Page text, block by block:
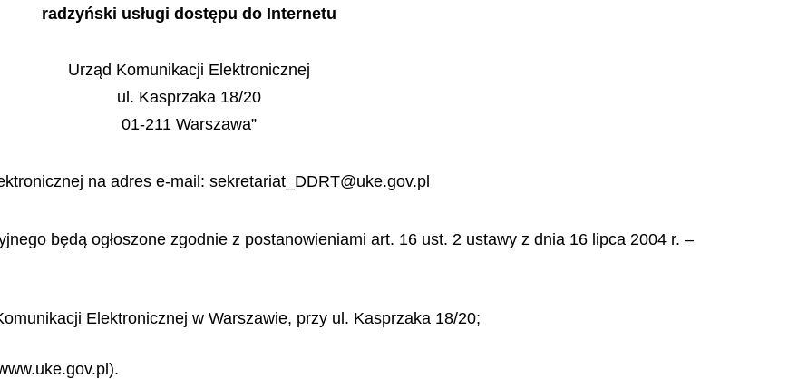
radzyński usługi dostępu do Internetu
Urząd Komunikacji Elektronicznej
ul. Kasprzaka 18/20
01-211 Warszawa”
na adres e-mail: sekretariat_DDRT@uke.gov.pl
będą ogłoszone zgodnie z postanowieniami art. 16 ust. 2 ustawy z dnia 16 lipca 2004 r. –
Elektronicznej w Warszawie, przy ul. Kasprzaka 18/20;